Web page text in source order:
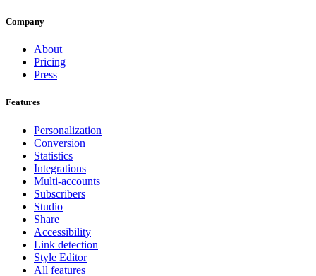
Company
About
Pricing
Press
Features
Personalization
Conversion
Statistics
Integrations
Multi-accounts
Subscribers
Studio
Share
Accessibility
Link detection
Style Editor
All features